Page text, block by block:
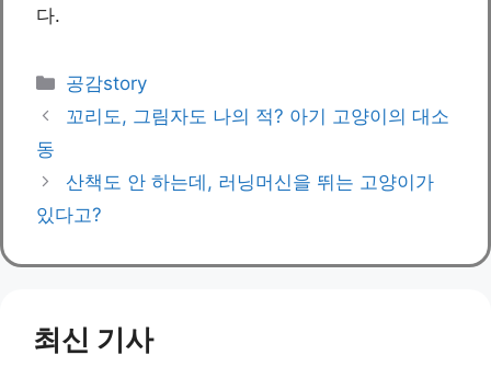
다.
카
테
공감story
꼬리도, 그림자도 나의 적? 아기 고양이의 대소
동
산책도 안 하는데, 러닝머신을 뛰는 고양이가
있다고?
최신 기사